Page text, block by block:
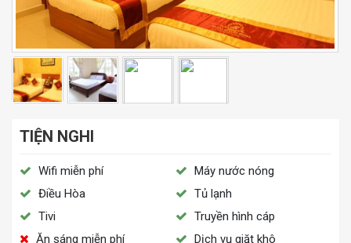
TIỆN NGHI
Wifi miễn phí
Máy nước nóng
Điều Hòa
Tủ lạnh
Tivi
Truyền hình cáp
Ăn sáng miễn phí
Dịch vụ giặt khô